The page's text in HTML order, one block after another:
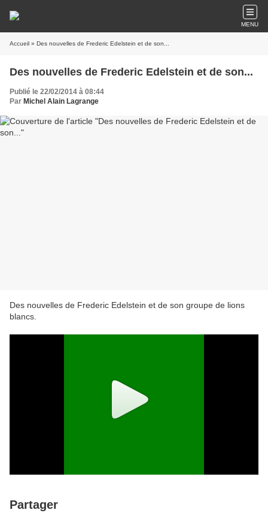
MENU
Accueil » Des nouvelles de Frederic Edelstein et de son...
Des nouvelles de Frederic Edelstein et de son...
Publié le 22/02/2014 à 08:44
Par Michel Alain Lagrange
Des nouvelles de Frederic Edelstein et de son groupe de lions
blancs.
Partager